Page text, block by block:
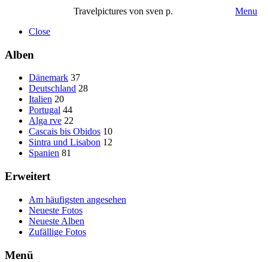
Travelpictures von sven p.
Menu
Close
Alben
Dänemark 37
Deutschland 28
Italien 20
Portugal 44
Alga rve 22
Cascais bis Obidos 10
Sintra und Lisabon 12
Spanien 81
Erweitert
Am häufigsten angesehen
Neueste Fotos
Neueste Alben
Zufällige Fotos
Menü